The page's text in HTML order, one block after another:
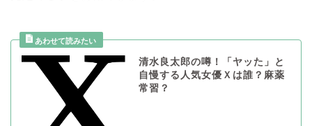
清水良太郎の噂！「ヤッた」と
自慢する人気女優Ｘは誰？麻薬
常習？